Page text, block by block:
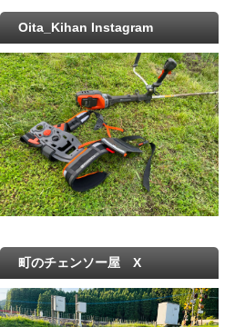
Oita_Kihan Instagram
町のチェンソー屋 X